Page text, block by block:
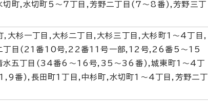
切町,水切町5～7丁目,芳野二丁目(7～8番),芳野三丁
,大杉一丁目,大杉二丁目,大杉三丁目,大杉町1～4丁目,
丁目(21番10号,22番11号一部,12号,26番5～15
五丁目(34番6～16号,35～36番),城東町1～4丁
番),長田町1丁目,中杉町,水切町1～4丁目,芳野二丁